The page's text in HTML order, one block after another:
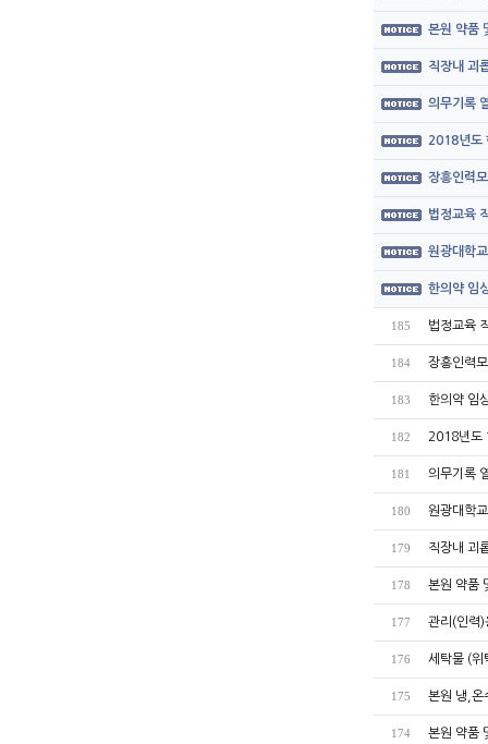
본원 약품
직장내 괴
의무기록
2018년도
장흥인력
법정교육
원광대학
한의약 임
185 법정교육
184 장흥인력
183 한의약 임
182 2018년도
181 의무기록
180 원광대학
179 직장내 괴
178 본원 약품
177 관리(인력)
176 세탁물 (위
175 본원 냉,온
174 본원 약품